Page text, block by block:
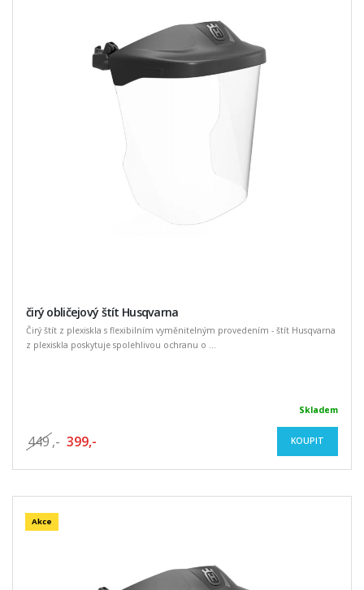
čirý obličejový štít Husqvarna
Čirý štít z plexiskla s flexibilním vyměnitelným provedením - štít Husqvarna
z plexiskla poskytuje spolehlivou ochranu o ...
Skladem
449 ,- 399,- KOUPIT
Akce